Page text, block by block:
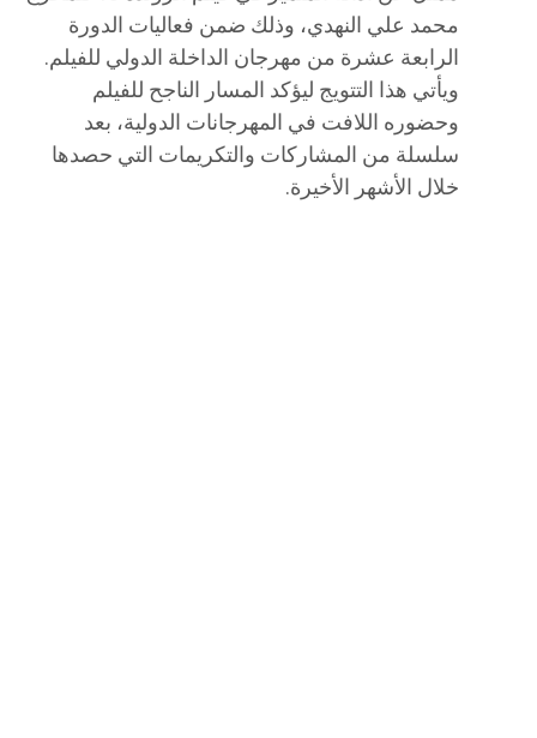
محمد علي النهدي، وذلك ضمن فعاليات الدورة
الرابعة عشرة من مهرجان الداخلة الدولي للفيلم.
ويأتي هذا التتويج ليؤكد المسار الناجح للفيلم
وحضوره اللافت في المهرجانات الدولية، بعد
سلسلة من المشاركات والتكريمات التي حصدها
خلال الأشهر الأخيرة.